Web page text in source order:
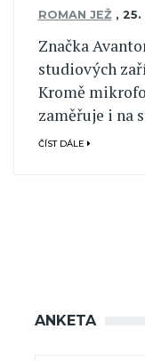
ROMAN JEŽ , 25.
Značka
studiových
Kromě
zaměřuje i na
ČÍST DÁLE
ANKETA